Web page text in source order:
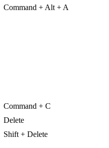
Command + Alt + A
Command + C
Delete
Shift + Delete